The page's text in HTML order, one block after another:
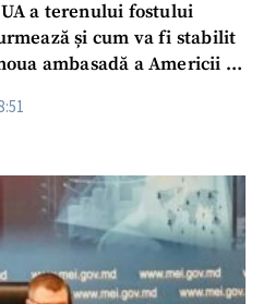
a terenului fostului
și cum va fi stabilit
ambasadă a Americii la